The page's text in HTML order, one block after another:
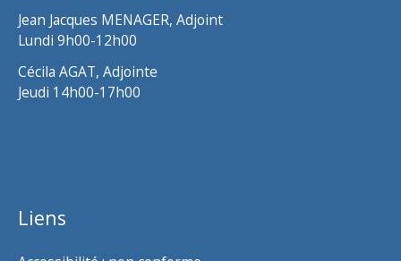
Jean Jacques MENAGER, Adjoint
Lundi 9h00-12h00
Cécila AGAT, Adjointe
Jeudi 14h00-17h00
Liens